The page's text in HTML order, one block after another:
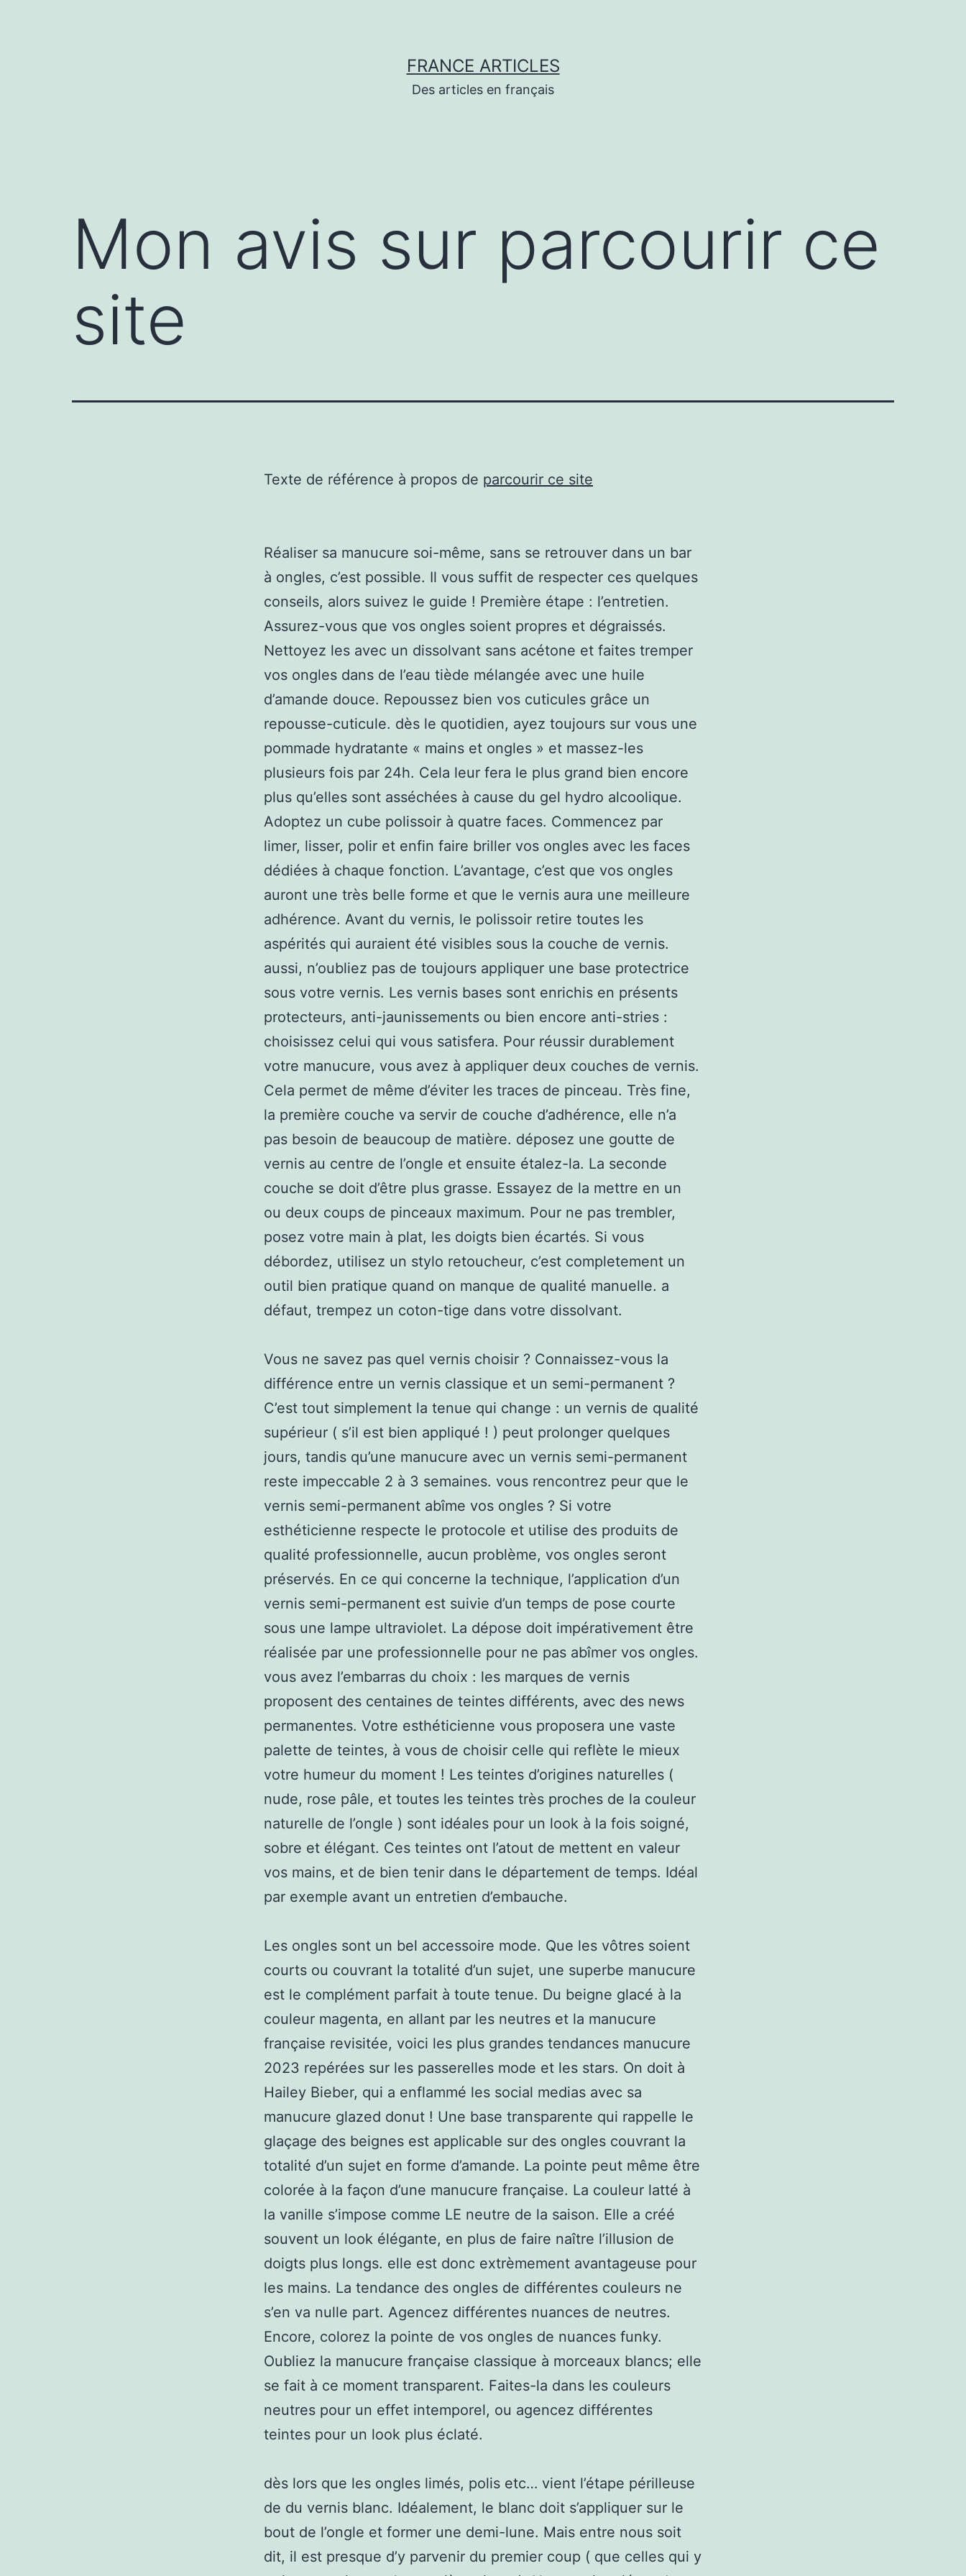
FRANCE ARTICLES
Des articles en français
Mon avis sur parcourir ce
site
Texte de référence à propos de parcourir ce site
Réaliser sa manucure soi-même, sans se retrouver dans un bar
à ongles, c’est possible. Il vous suffit de respecter ces quelques
conseils, alors suivez le guide ! Première étape : l’entretien.
Assurez-vous que vos ongles soient propres et dégraissés.
Nettoyez les avec un dissolvant sans acétone et faites tremper
vos ongles dans de l’eau tiède mélangée avec une huile
d’amande douce. Repoussez bien vos cuticules grâce un
repousse-cuticule. dès le quotidien, ayez toujours sur vous une
pommade hydratante « mains et ongles » et massez-les
plusieurs fois par 24h. Cela leur fera le plus grand bien encore
plus qu’elles sont asséchées à cause du gel hydro alcoolique.
Adoptez un cube polissoir à quatre faces. Commencez par
limer, lisser, polir et enfin faire briller vos ongles avec les faces
dédiées à chaque fonction. L’avantage, c’est que vos ongles
auront une très belle forme et que le vernis aura une meilleure
adhérence. Avant du vernis, le polissoir retire toutes les
aspérités qui auraient été visibles sous la couche de vernis.
aussi, n’oubliez pas de toujours appliquer une base protectrice
sous votre vernis. Les vernis bases sont enrichis en présents
protecteurs, anti-jaunissements ou bien encore anti-stries :
choisissez celui qui vous satisfera. Pour réussir durablement
votre manucure, vous avez à appliquer deux couches de vernis.
Cela permet de même d’éviter les traces de pinceau. Très fine,
la première couche va servir de couche d’adhérence, elle n’a
pas besoin de beaucoup de matière. déposez une goutte de
vernis au centre de l’ongle et ensuite étalez-la. La seconde
couche se doit d’être plus grasse. Essayez de la mettre en un
ou deux coups de pinceaux maximum. Pour ne pas trembler,
posez votre main à plat, les doigts bien écartés. Si vous
débordez, utilisez un stylo retoucheur, c’est completement un
outil bien pratique quand on manque de qualité manuelle. a
défaut, trempez un coton-tige dans votre dissolvant.
Vous ne savez pas quel vernis choisir ? Connaissez-vous la
différence entre un vernis classique et un semi-permanent ?
C’est tout simplement la tenue qui change : un vernis de qualité
supérieur ( s’il est bien appliqué ! ) peut prolonger quelques
jours, tandis qu’une manucure avec un vernis semi-permanent
reste impeccable 2 à 3 semaines. vous rencontrez peur que le
vernis semi-permanent abîme vos ongles ? Si votre
esthéticienne respecte le protocole et utilise des produits de
qualité professionnelle, aucun problème, vos ongles seront
préservés. En ce qui concerne la technique, l’application d’un
vernis semi-permanent est suivie d’un temps de pose courte
sous une lampe ultraviolet. La dépose doit impérativement être
réalisée par une professionnelle pour ne pas abîmer vos ongles.
vous avez l’embarras du choix : les marques de vernis
proposent des centaines de teintes différents, avec des news
permanentes. Votre esthéticienne vous proposera une vaste
palette de teintes, à vous de choisir celle qui reflète le mieux
votre humeur du moment ! Les teintes d’origines naturelles (
nude, rose pâle, et toutes les teintes très proches de la couleur
naturelle de l’ongle ) sont idéales pour un look à la fois soigné,
sobre et élégant. Ces teintes ont l’atout de mettent en valeur
vos mains, et de bien tenir dans le département de temps. Idéal
par exemple avant un entretien d’embauche.
Les ongles sont un bel accessoire mode. Que les vôtres soient
courts ou couvrant la totalité d’un sujet, une superbe manucure
est le complément parfait à toute tenue. Du beigne glacé à la
couleur magenta, en allant par les neutres et la manucure
française revisitée, voici les plus grandes tendances manucure
2023 repérées sur les passerelles mode et les stars. On doit à
Hailey Bieber, qui a enflammé les social medias avec sa
manucure glazed donut ! Une base transparente qui rappelle le
glaçage des beignes est applicable sur des ongles couvrant la
totalité d’un sujet en forme d’amande. La pointe peut même être
colorée à la façon d’une manucure française. La couleur latté à
la vanille s’impose comme LE neutre de la saison. Elle a créé
souvent un look élégante, en plus de faire naître l’illusion de
doigts plus longs. elle est donc extrèmement avantageuse pour
les mains. La tendance des ongles de différentes couleurs ne
s’en va nulle part. Agencez différentes nuances de neutres.
Encore, colorez la pointe de vos ongles de nuances funky.
Oubliez la manucure française classique à morceaux blancs; elle
se fait à ce moment transparent. Faites-la dans les couleurs
neutres pour un effet intemporel, ou agencez différentes
teintes pour un look plus éclaté.
dès lors que les ongles limés, polis etc… vient l’étape périlleuse
de du vernis blanc. Idéalement, le blanc doit s’appliquer sur le
bout de l’ongle et former une demi-lune. Mais entre nous soit
dit, il est presque d’y parvenir du premier coup ( que celles qui y